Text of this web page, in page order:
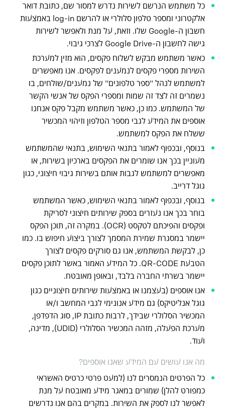
כל משתמש הנרשם לשירות נדרש למסור שם, כתובת דואר
אלקטרוני ומספר טלפון סלולרי או להרשם log-in באמצעות
חשבון ה-Google שלו. וזאת, על מנת ולאפשר לשירות
גישה לחשבון ה-Google Drive לצרכי גיבוי.
כאשר משתמש מבקש לשלוח פקסים, הוא מזין למערכת
השירות מספרי פקסים לנמענים לפקסים. אנו מאפשרים
למשתמש לנהל "ספר טלפונים" של נמענים/שולחים, בו
נשמרים זה לצד זה שמות ומספרי הפקס של אנשי הקשר
של המשתמש. כמו כן, כאשר משתמש מקבל פקס אנחנו
אוספים את המידע לגבי מספר הטלפון וזיהוי המכשיר
ששלח את הפקס למשתמש.
בנוסף, ובכפוף לאמור בתנאי השימוש, בתנאי שהמשתמש
מעוניין בכך אנו שומרים את הפקסים בארכיון בשירות, או
מאפשרים למשתמש לגבות אותם בשירות גיבוי חיצוני, כגון
גוגל דרייב.
בנוסף, ובכפוף לאמור בתנאי השימוש, כאשר המשתמש
בוחר בכך אנו נעזרים בספק שירותים חיצוני לסריקת
ופקסים והפיכתם לטקסט (OCR). במקרה זה, תוכן הפקס
יישמר במסגרת שמירת המסמך לצורך ביצוע חיפוש בו. כמו
כן, לבקשת המשתמש, אנו גם סורקים פקסים לצורך
הטבעת QR-CODE. כל המידע האמור באשר לתוכן פקסים
יישמר בשרתי החברה בלבד, ובאופן מאובטח.
אנו אוספים (בעצמנו או באמצעות שירותים חיצוניים כגון
גוגל אנליטיקס) גם מידע אנונימי לגבי המחשב ו/או
המכשיר הסלולרי שבידך, לרבות כתובת IP, סוג הדפדפן,
מערכת הפעלה, מזהה המכשיר הסלולרי (UDID), מדינה,
ועוד.
מה אנו עושים עם המידע שאנו אוספים?
כל הפרטים הנמסרים לנו (למעט פרטי כרטיס האשראי
כמפורט להלן) שמורים במאגר מידע מאובטח על מנת
לאפשר לנו לספק את השירות. במקרים בהם אנו נדרשים